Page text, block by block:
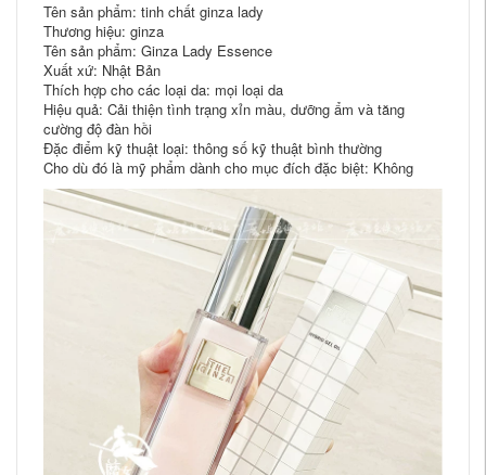
Tên sản phẩm: tinh chất ginza lady
Thương hiệu: ginza
Tên sản phẩm: Ginza Lady Essence
Xuất xứ: Nhật Bản
Thích hợp cho các loại da: mọi loại da
Hiệu quả: Cải thiện tình trạng xỉn màu, dưỡng ẩm và tăng
cường độ đàn hồi
Đặc điểm kỹ thuật loại: thông số kỹ thuật bình thường
Cho dù đó là mỹ phẩm dành cho mục đích đặc biệt: Không